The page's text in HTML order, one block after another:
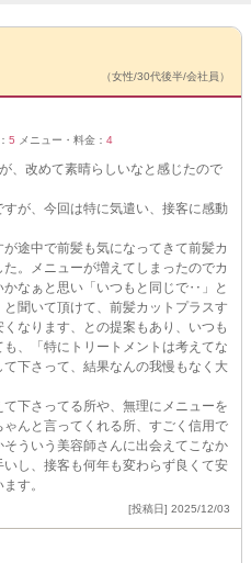
（女性/30代後半/会社員）
5 メニュー・料金： 4
、改めて素晴らしいなと感じたので
が、今回は特に気遣い、接客に感動
途中で前髪も気になってきて前髪カ
。メニューが増えてしまったのでカ
なぁと思い「いつもと同じで‥」と
聞いて頂けて、前髪カットプラスす
なります、との提案もあり、いつも
、「特にトリートメントは考えてな
下さって、結果なんの我慢もなく大
下さってる所や、無理にメニューを
んと言ってくれる所、すごく信用で
ういう美容師さんに出会えてこなか
し、接客も何年も変わらず良くて安
す。
[投稿日] 2025/12/03